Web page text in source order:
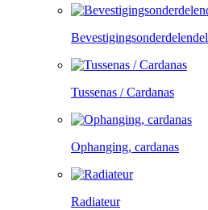
Tussenas / Cardanas
Ophanging, cardanas
Radiateur